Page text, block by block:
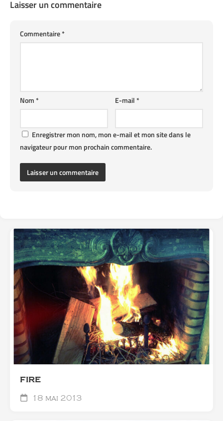
Laisser un commentaire
Commentaire*
E-mail*
Nom*
Enregistrer mon nom, mon e-mail et mon site dans le
navigateur pour mon prochain commentaire.
FIRE
18 mai 2013